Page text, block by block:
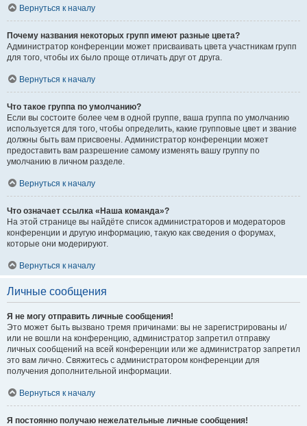
Вернуться к началу
Почему названия некоторых групп имеют разные цвета?
Администратор конференции может присваивать цвета участникам групп
для того, чтобы их было проще отличать друг от друга.
Вернуться к началу
Что такое группа по умолчанию?
Если вы состоите более чем в одной группе, ваша группа по умолчанию
используется для того, чтобы определить, какие групповые цвет и звание
должны быть вам присвоены. Администратор конференции может
предоставить вам разрешение самому изменять вашу группу по
умолчанию в личном разделе.
Вернуться к началу
Что означает ссылка «Наша команда»?
На этой странице вы найдёте список администраторов и модераторов
конференции и другую информацию, такую как сведения о форумах,
которые они модерируют.
Вернуться к началу
Личные сообщения
Я не могу отправить личные сообщения!
Это может быть вызвано тремя причинами: вы не зарегистрированы и/
или не вошли на конференцию, администратор запретил отправку
личных сообщений на всей конференции или же администратор запретил
это вам лично. Свяжитесь с администратором конференции для
получения дополнительной информации.
Вернуться к началу
Я постоянно получаю нежелательные личные сообщения!